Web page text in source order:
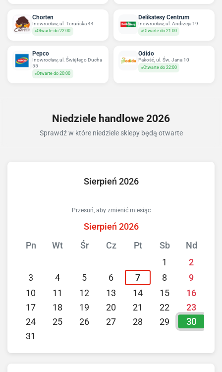
Chorten
Inowrocław, ul. Toruńska 44
Otwarte do 22:00
Delikatesy Centrum
Inowrocław, ul. Andrzeja 19
Otwarte do 21:00
Pepco
Inowrocław, ul. Świętego Ducha
55
Otwarte do 20:00
Odido
Pakość, ul. Św. Jana 10
Otwarte do 22:00
Niedziele handlowe 2026
Sprawdź w które niedziele sklepy będą otwarte
Sierpień 2026
Przesuń, aby zmienić miesiąc
Sierpień 2026
Pn
Wt Śr Cz Pt Sb
Nd
1
2
3
4 5 6 7 8
9
10
11 12 13 14 15
16
17
18 19 20 21 22
23
24
25 26 27 28 29 30
31